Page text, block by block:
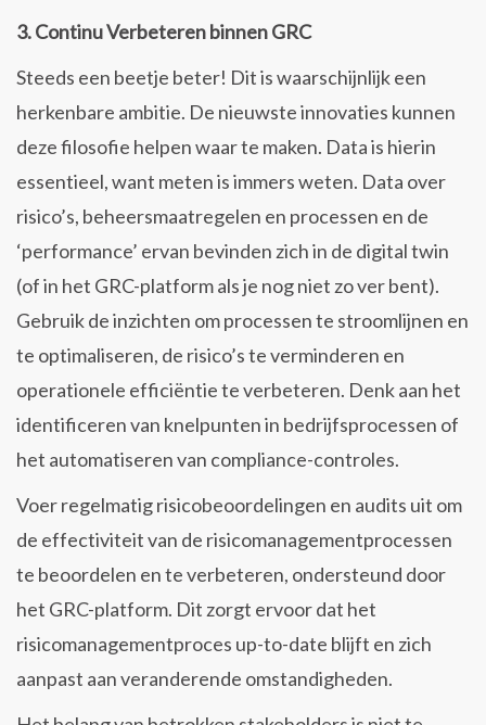
3. Continu Verbeteren binnen GRC
Steeds een beetje beter! Dit is waarschijnlijk een
herkenbare ambitie. De nieuwste innovaties kunnen
deze filosofie helpen waar te maken. Data is hierin
essentieel, want meten is immers weten. Data over
risico’s, beheersmaatregelen en processen en de
‘performance’ ervan bevinden zich in de digital twin
(of in het GRC-platform als je nog niet zo ver bent).
Gebruik de inzichten om processen te stroomlijnen en
te optimaliseren, de risico’s te verminderen en
operationele efficiëntie te verbeteren. Denk aan het
identificeren van knelpunten in bedrijfsprocessen of
het automatiseren van compliance-controles.
Voer regelmatig risicobeoordelingen en audits uit om
de effectiviteit van de risicomanagementprocessen
te beoordelen en te verbeteren, ondersteund door
het GRC-platform. Dit zorgt ervoor dat het
risicomanagementproces up-to-date blijft en zich
aanpast aan veranderende omstandigheden.